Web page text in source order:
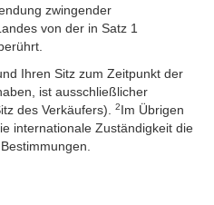
zwingender
von der in Satz 1
Ihren Sitz zum Zeitpunkt der
ist ausschließlicher
des Verkäufers).
2Im Übrigen
internationale Zuständigkeit die